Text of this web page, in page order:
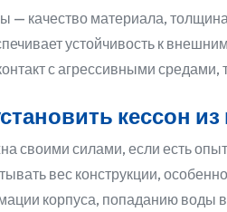
— качество материала,
устойчивость к
с агрессивными средами,
кессон
своими силами, если есть
вес конструкции,
корпуса, попаданию воды